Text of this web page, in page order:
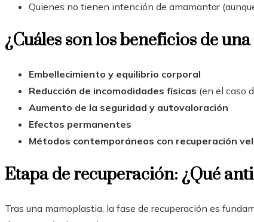
Quienes no tienen intención de amamantar
¿Cuáles son los beneficios de
Embellecimiento y equilibrio corporal
Reducción de incomodidades físicas (en el caso
Aumento de la seguridad y autovaloración
Efectos permanentes
Métodos contemporáneos con recuperación
Etapa de recuperación: ¿Qué
Tras una mamoplastia, la fase de recuperación es